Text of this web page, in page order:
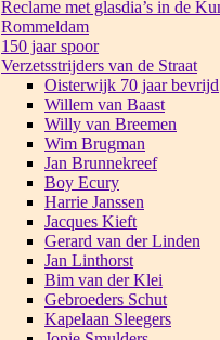
Reclame met glasdia’s in de
Rommeldam
150 jaar spoor
Verzetsstrijders van de Straat
Oisterwijk 70 jaar bevrijd
Willem van Baast
Willy van Breemen
Wim Brugman
Jan Brunnekreef
Boy Ecury
Harrie Janssen
Jacques Kieft
Gerard van der Linden
Jan Linthorst
Bim van der Klei
Gebroeders Schut
Kapelaan Sleegers